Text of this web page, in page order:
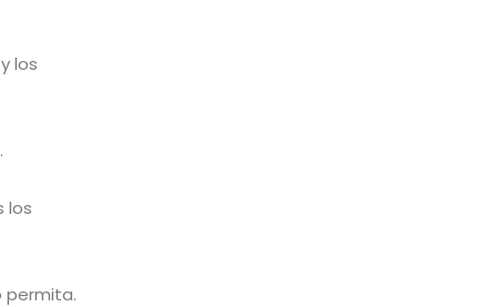
los
los
permita.